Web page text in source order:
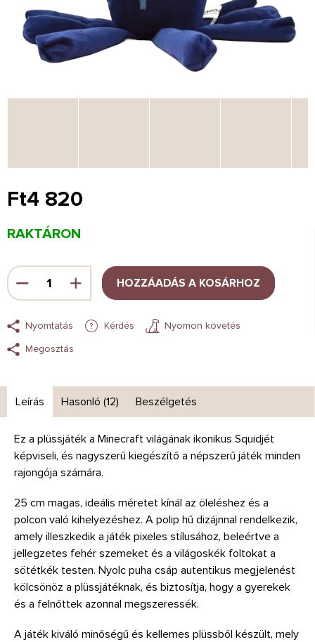
Ft4 820
Egységár:
RAKTÁRON
HOZZÁADÁS A KOSÁRHOZ
Nyomtatás Kérdés
Nyomon követés
Megosztás
Leírás Hasonló (12) Beszélgetés
Ez a plüssjáték a Minecraft világának ikonikus Squidjét
képviseli, és nagyszerű kiegészítő a népszerű játék minden
rajongója számára.
25 cm magas, ideális méretet kínál az öleléshez és a
polcon való kihelyezéshez. A polip hű dizájnnal rendelkezik,
amely illeszkedik a játék pixeles stílusához, beleértve a
jellegzetes fehér szemeket és a világoskék foltokat a
sötétkék testen. Nyolc puha csáp autentikus megjelenést
kölcsönöz a plüssjátéknak, és biztosítja, hogy a gyerekek
és a felnőttek azonnal megszeressék.
A játék kiváló minőségű és kellemes plüssből készült, mely